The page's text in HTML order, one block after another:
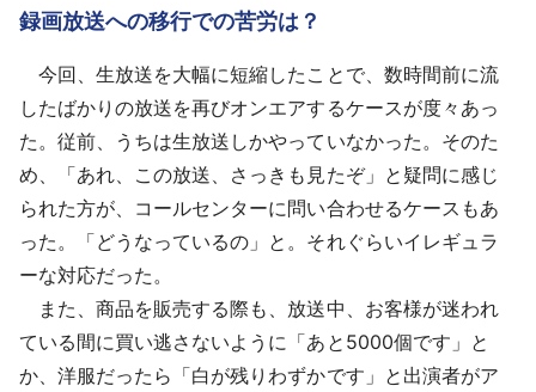
録画放送への移行での苦労は？
今回、生放送を大幅に短縮したことで、数時間前に流
したばかりの放送を再びオンエアするケースが度々あっ
た。従前、うちは生放送しかやっていなかった。そのた
め、「あれ、この放送、さっきも見たぞ」と疑問に感じ
られた方が、コールセンターに問い合わせるケースもあ
った。「どうなっているの」と。それぐらいイレギュラ
ーな対応だった。
また、商品を販売する際も、放送中、お客様が迷われ
ている間に買い逃さないように「あと5000個です」と
か、洋服だったら「白が残りわずかです」と出演者がア